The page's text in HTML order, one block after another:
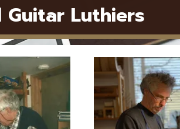
Guitar Luthiers